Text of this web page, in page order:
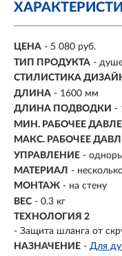
ЦЕНА - 5 080 руб.
ТИП ПРОДУКТА -
СТИЛИСТИКА
ДЛИНА - 1600 мм
ДЛИНА ПОДВОДКИ -
МИН. РАБОЧЕЕ
МАКС. РАБОЧЕЕ
УПРАВЛЕНИЕ -
МАТЕРИАЛ -
МОНТАЖ - на стену
ВЕС - 0.3 кг
ТЕХНОЛОГИЯ 2
- Защита шланга от
НАЗНАЧЕНИЕ - Для